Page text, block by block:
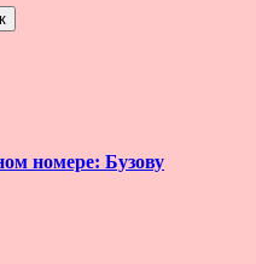
номере: Бузову